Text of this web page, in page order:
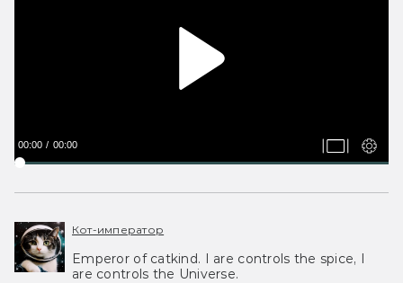
00:00 00:00
Кот-император
Emperor of catkind. I are controls the spice, I
are controls the Universe.